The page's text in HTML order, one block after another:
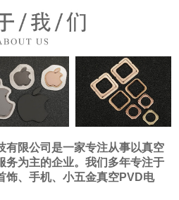
限公司是一家专注从事以真空
务为主的企业。我们多年专注于
饰、手机、小五金真空PVD电